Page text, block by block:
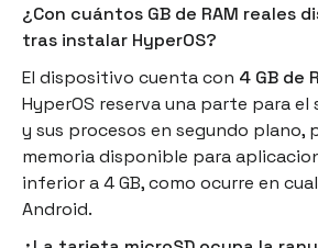
¿Con cuántos GB de RAM reales
tras instalar HyperOS?
El dispositivo cuenta con 4 GB de
HyperOS reserva una parte para
y sus procesos en segundo plano,
memoria disponible para
inferior a 4 GB, como ocurre en
Android.